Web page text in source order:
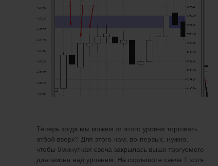
Теперь когда мы можем от этого уровня торговать
отбой вверх? Для этого нам, во-первых, нужно,
чтобы 5минутная свеча закрылась выше торгуемого
диапазона над уровнем. На скриншоте свеча 1 хотя